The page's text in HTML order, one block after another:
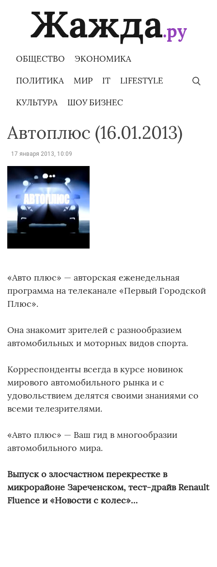
ОБЩЕСТВО ЭКОНОМИКА
ПОЛИТИКА МИР IT LIFESTYLE
КУЛЬТУРА ШОУ БИЗНЕС
Автоплюс (16.01.2013)
17 января 2013, 10:09
«Авто плюс» — авторская еженедельная
программа на телеканале «Первый Городской
Плюс».
Она знакомит зрителей с разнообразием
автомобильных и моторных видов спорта.
Корреспонденты всегда в курсе новинок
мирового автомобильного рынка и с
удовольствием делятся своими знаниями со
всеми телезрителями.
«Авто плюс» — Ваш гид в многообразии
автомобильного мира.
Выпуск о злосчастном перекрестке в
микрорайоне Зареченском, тест-драйв Renault
Fluence и «Новости с колес»…